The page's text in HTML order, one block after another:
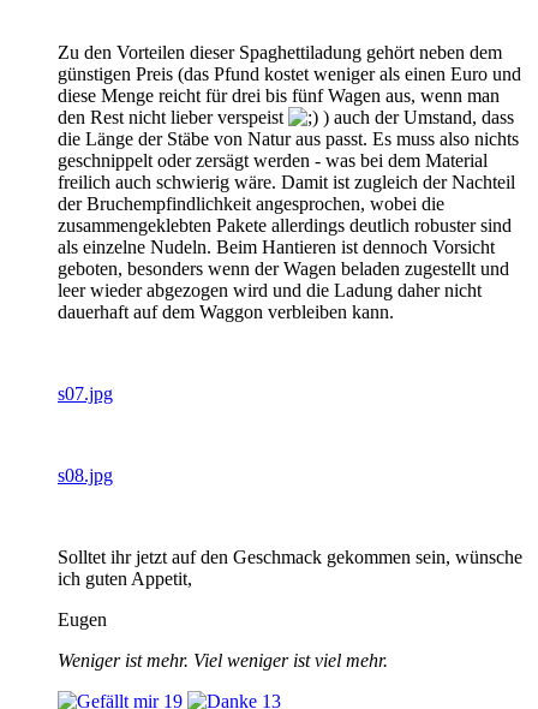
Zu den Vorteilen dieser Spaghettiladung gehört neben dem
günstigen Preis (das Pfund kostet weniger als einen Euro und
diese Menge reicht für drei bis fünf Wagen aus, wenn man
den Rest nicht lieber verspeist
) auch der Umstand, dass
die Länge der Stäbe von Natur aus passt. Es muss also nichts
geschnippelt oder zersägt werden - was bei dem Material
freilich auch schwierig wäre. Damit ist zugleich der Nachteil
der Bruchempfindlichkeit angesprochen, wobei die
zusammengeklebten Pakete allerdings deutlich robuster sind
als einzelne Nudeln. Beim Hantieren ist dennoch Vorsicht
geboten, besonders wenn der Wagen beladen zugestellt und
leer wieder abgezogen wird und die Ladung daher nicht
dauerhaft auf dem Waggon verbleiben kann.
s07.jpg
s08.jpg
Solltet ihr jetzt auf den Geschmack gekommen sein, wünsche
ich guten Appetit,
Eugen
Weniger ist mehr. Viel weniger ist viel mehr.
19
13